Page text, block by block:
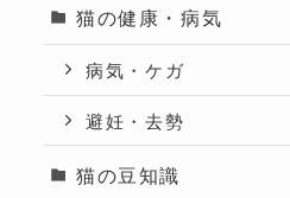
猫の健康・病気
病気・ケガ
避妊・去勢
猫の豆知識